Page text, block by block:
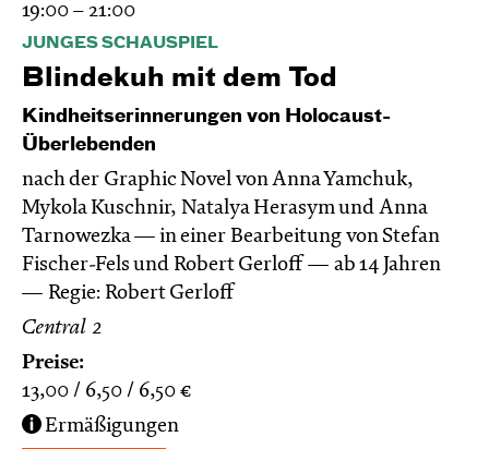
19:00 – 21:00
JUNGES SCHAUSPIEL
Blinde­kuh mit dem Tod
Kindheitserinnerungen von Holocaust-
Überlebenden
nach der Graphic Novel von Anna Yamchuk,
Mykola Kuschnir, Natalya Herasym und Anna
Tarnowezka — in einer Bearbeitung von Stefan
Fischer-Fels und Robert Gerloff
ab 14 Jahren
Regie: Robert Gerloff
Central 2
Preise:
13,00
6,50 6,50 €
Ermäßigungen